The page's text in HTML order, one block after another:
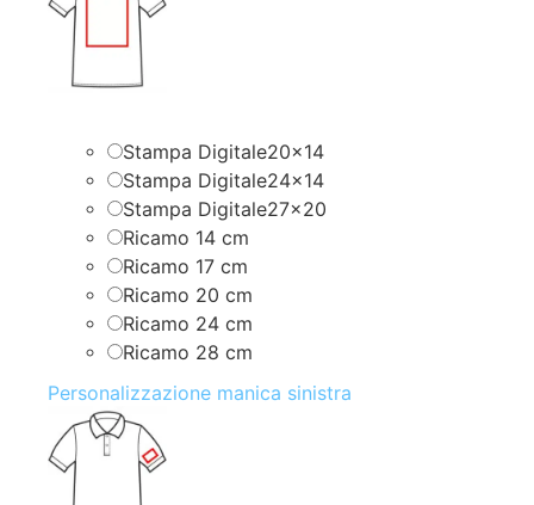
Stampa Digitale20x14
Stampa Digitale24x14
Stampa Digitale27x20
Ricamo 14 cm
Ricamo 17 cm
Ricamo 20 cm
Ricamo 24 cm
Ricamo 28 cm
Personalizzazione manica sinistra